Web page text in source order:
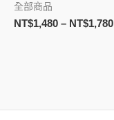
全部商品
NT$1,480 – NT$1,780